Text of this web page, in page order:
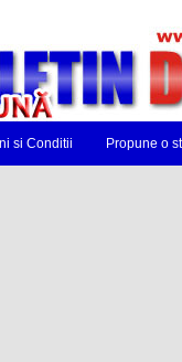
si Conditii Propune o